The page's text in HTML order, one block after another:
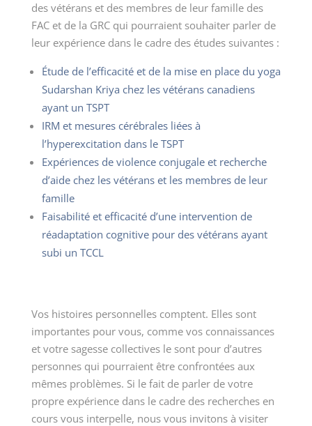
des vétérans et des membres de leur famille des
FAC et de la GRC qui pourraient souhaiter parler de
leur expérience dans le cadre des études suivantes :
Étude de l’efficacité et de la mise en place du yoga
Sudarshan Kriya chez les vétérans canadiens
ayant un TSPT
IRM et mesures cérébrales liées à
l’hyperexcitation dans le TSPT
Expériences de violence conjugale et recherche
d’aide chez les vétérans et les membres de leur
famille
Faisabilité et efficacité d’une intervention de
réadaptation cognitive pour des vétérans ayant
subi un TCCL
Vos histoires personnelles comptent. Elles sont
importantes pour vous, comme vos connaissances
et votre sagesse collectives le sont pour d’autres
personnes qui pourraient être confrontées aux
mêmes problèmes. Si le fait de parler de votre
propre expérience dans le cadre des recherches en
cours vous interpelle, nous vous invitons à visiter